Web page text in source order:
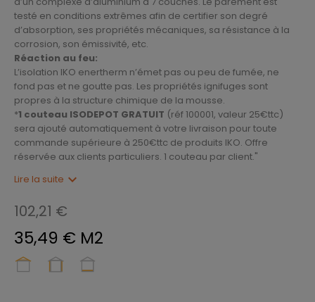
testé en conditions extrêmes afin de certifier son degré
d’absorption, ses propriétés mécaniques, sa résistance à la
corrosion, son émissivité, etc.
Réaction au feu:
L’isolation IKO enertherm n’émet pas ou peu de fumée, ne
fond pas et ne goutte pas. Les propriétés ignifuges sont
propres à la structure chimique de la mousse.
*1 couteau ISODEPOT GRATUIT (réf 100001, valeur 25€ttc)
sera ajouté automatiquement à votre livraison pour toute
commande supérieure à 250€ttc de produits IKO. Offre
réservée aux clients particuliers. 1 couteau par client."
Lire la suite expand_more
102,21 €
35,49 € M2